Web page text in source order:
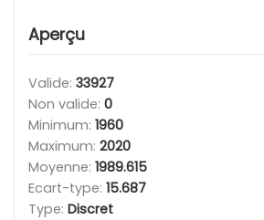
Aperçu
Valide: 33927
Non valide: 0
Minimum: 1960
Maximum: 2020
Moyenne: 1989.615
Ecart-type: 15.687
Type: Discret